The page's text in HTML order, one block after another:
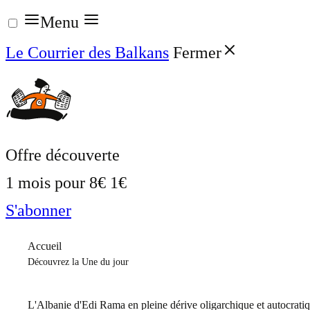
Aller
au
contenu
Menu
Le Courrier des Balkans Fermer
Offre découverte
1 mois pour 8€ 1€
S'abonner
Accueil
Découvrez la Une du jour
L'Albanie d'Edi Rama en pleine dérive oligarchique et